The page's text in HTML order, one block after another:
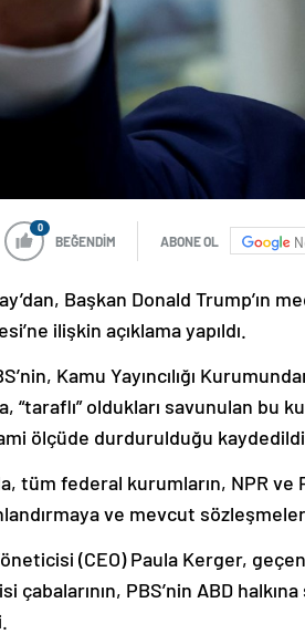
0
BEĞENDİM ABONE OL
Başkan Donald Trump’ın
ilişkin açıklama yapıldı.
Kamu Yayıncılığı
“taraflı” oldukları savunulan bu
ölçüde durdurulduğu
tüm federal kurumların, NPR ve
ve mevcut
(CEO) Paula Kerger,
çabalarının, PBS’nin ABD